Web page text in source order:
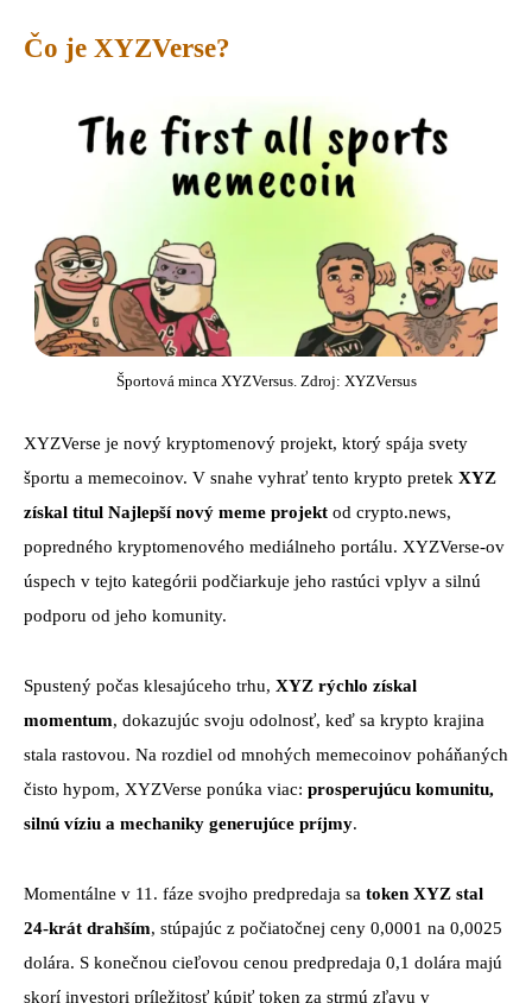
Čo je XYZVerse?
Športová minca XYZVersus. Zdroj: XYZVersus
XYZVerse je nový kryptomenový projekt, ktorý spája svety
športu a memecoinov. V snahe vyhrať tento krypto pretek XYZ
získal titul Najlepší nový meme projekt od crypto.news,
popredného kryptomenového mediálneho portálu. XYZVerse-ov
úspech v tejto kategórii podčiarkuje jeho rastúci vplyv a silnú
podporu od jeho komunity.
Spustený počas klesajúceho trhu, XYZ rýchlo získal
momentum, dokazujúc svoju odolnosť, keď sa krypto krajina
stala rastovou. Na rozdiel od mnohých memecoinov poháňaných
čisto hypom, XYZVerse ponúka viac: prosperujúcu komunitu,
silnú víziu a mechaniky generujúce príjmy.
Momentálne v 11. fáze svojho predpredaja sa token XYZ stal
24-krát drahším, stúpajúc z počiatočnej ceny 0,0001 na 0,0025
dolára. S konečnou cieľovou cenou predpredaja 0,1 dolára majú
skorí investori príležitosť kúpiť token za strmú zľavu v